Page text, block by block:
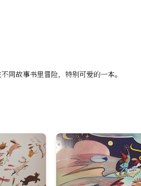
同故事书里冒险，特别可爱的一本。